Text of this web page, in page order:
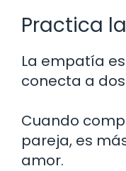
Practica
La empatía
conecta a
Cuando
pareja, es
amor.